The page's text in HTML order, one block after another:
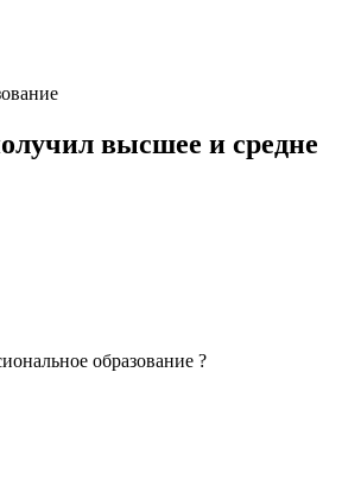
высшее и средне
образование ?